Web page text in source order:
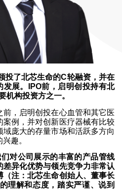
投了北芯生命的C轮融资，并在
发展。IPO前，启明创投持有北
机构投资方之一。
，启明创投在心血管和其它医
例，并对创新医疗器械有比较
庞大的存量市场和活跃多方向
趣。
对公司展示的丰富的产品管线
异化优势与领先竞争力非常认
注：北芯生命创始人、董事长
理解和态度，踏实严谨、说到